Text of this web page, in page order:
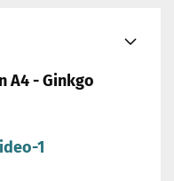
A4 - Ginkgo
1